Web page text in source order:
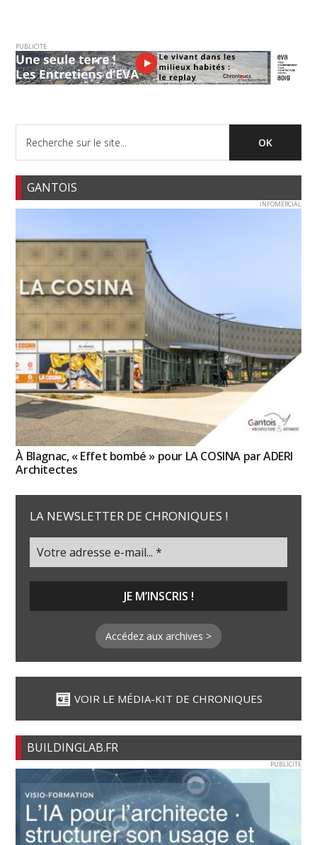
PUBLICITE
GANTOIS
INFOMERCIAL
À Blagnac, « Effet bombé » pour LA COSINA par ADERI
Architectes
LA NEWSLETTER DE CHRONIQUES !
Accédez aux archives >
VOIR LE MÉDIA-KIT DE CHRONIQUES
BUILDINGLAB.FR
PUBLICITE